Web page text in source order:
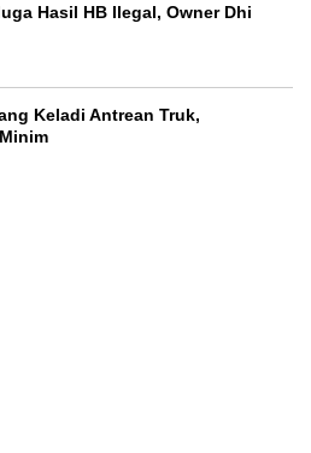
Hasil HB Ilegal, Owner Dhi
Keladi Antrean Truk,